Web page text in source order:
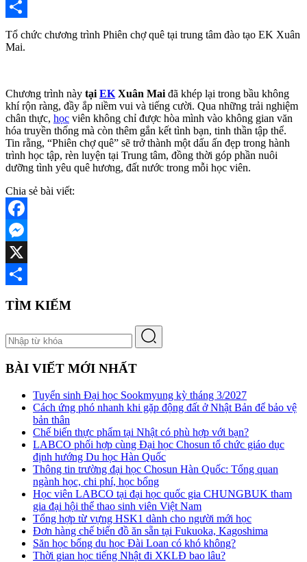
X
Share
Tổ chức chương trình Phiên chợ quê tại trung tâm đào tạo EK Xuân
Mai.
Chương trình này tại EK Xuân Mai đã khép lại trong bầu không
khí rộn ràng, đầy ắp niềm vui và tiếng cười. Qua những trải nghiệm
chân thực, học viên không chỉ được hòa mình vào không gian văn
hóa truyền thống mà còn thêm gắn kết tình bạn, tinh thần tập thể.
Tin rằng, “Phiên chợ quê” sẽ trở thành một dấu ấn đẹp trong hành
trình học tập, rèn luyện tại Trung tâm, đồng thời góp phần nuôi
dưỡng tình yêu quê hương, đất nước trong mỗi học viên.
Chia sẻ bài viết:
Facebook
Messenger
X
Share
TÌM KIẾM
BÀI VIẾT MỚI NHẤT
Tuyển sinh Đại học Sookmyung kỳ tháng 3/2027
Cách ứng phó nhanh khi gặp động đất ở Nhật Bản để bảo vệ
bản thân
Chế biến thực phẩm tại Nhật có phù hợp với bạn?
LABCO phối hợp cùng Đại học Chosun tổ chức giáo dục
định hướng Du học Hàn Quốc
Thông tin trường đại học Chosun Hàn Quốc: Tổng quan
ngành học, chi phí, học bổng
Học viên LABCO tại đại học quốc gia CHUNGBUK tham
gia đại hội thể thao sinh viên Việt Nam
Tổng hợp từ vựng HSK1 dành cho người mới học
Đơn hàng chế biến đồ ăn sẵn tại Fukuoka, Kagoshima
Săn học bổng du học Đài Loan có khó không?
Thời gian học tiếng Nhật đi XKLĐ bao lâu?